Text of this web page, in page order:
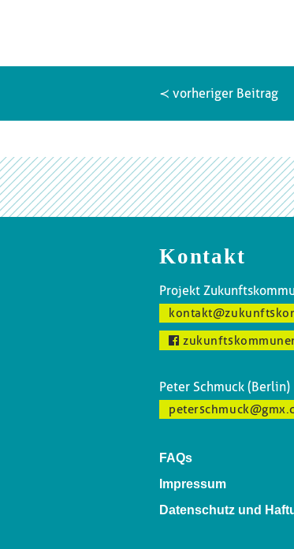
≺ vorheriger Beitrag
Kontakt
Projekt
Peter Schmuck (Berlin)
FAQs
Impressum
Datenschutz und